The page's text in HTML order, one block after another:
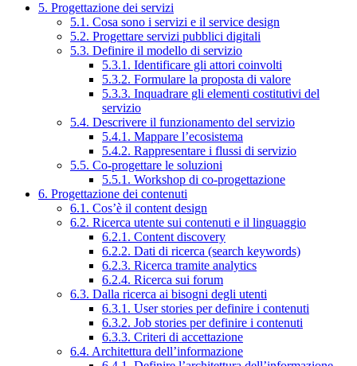
5. Progettazione dei servizi
5.1. Cosa sono i servizi e il service design
5.2. Progettare servizi pubblici digitali
5.3. Definire il modello di servizio
5.3.1. Identificare gli attori coinvolti
5.3.2. Formulare la proposta di valore
5.3.3. Inquadrare gli elementi costitutivi del
servizio
5.4. Descrivere il funzionamento del servizio
5.4.1. Mappare l’ecosistema
5.4.2. Rappresentare i flussi di servizio
5.5. Co-progettare le soluzioni
5.5.1. Workshop di co-progettazione
6. Progettazione dei contenuti
6.1. Cos’è il content design
6.2. Ricerca utente sui contenuti e il linguaggio
6.2.1. Content discovery
6.2.2. Dati di ricerca (search keywords)
6.2.3. Ricerca tramite analytics
6.2.4. Ricerca sui forum
6.3. Dalla ricerca ai bisogni degli utenti
6.3.1. User stories per definire i contenuti
6.3.2. Job stories per definire i contenuti
6.3.3. Criteri di accettazione
6.4. Architettura dell’informazione